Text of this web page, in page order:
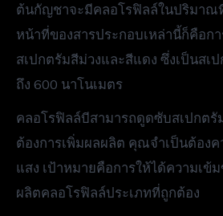
ต้นกัญชาจะมีคลอโรฟิลล์ในปริมาณ
หน้าที่ของสารประกอบเหล่านี้ก็คือก
สเปกตรัมสีม่วงและสีแดง ซึ่งเป็นสเ
ถึง 600 นาโนเมตร
คลอโรฟิลล์บีสามารถดูดซับสเปกตรั
ต้องการเพิ่มผลผลิต คุณจำเป็นต้อง
แสง เป้าหมายคือการให้ได้ความเข้
ผลิตคลอโรฟิลล์ประเภทที่ถูกต้อง